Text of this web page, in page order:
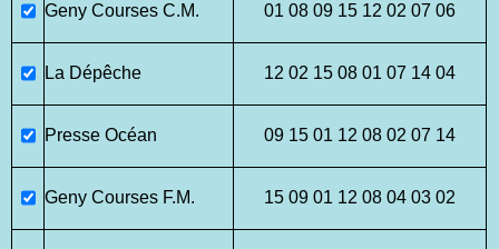
Geny Courses C.M. 01 08 09 15 12 02 07 06
La Dépêche 12 02 15 08 01 07 14 04
Presse Océan 09 15 01 12 08 02 07 14
Geny Courses F.M. 15 09 01 12 08 04 03 02